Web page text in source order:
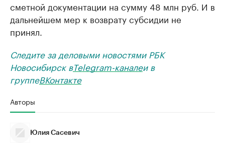
сметной документации на сумму 48 млн руб. И в
дальнейшем мер к возврату субсидии не
принял.
Следите за деловыми новостями РБК
Новосибирск вTelegram-каналеи в
группеВКонтакте
Авторы
Юлия Сасевич